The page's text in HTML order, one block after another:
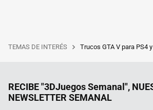
TEMAS DE INTERÉS Trucos GTA V para PS4
RECIBE "3DJuegos Semanal",
NEWSLETTER SEMANAL